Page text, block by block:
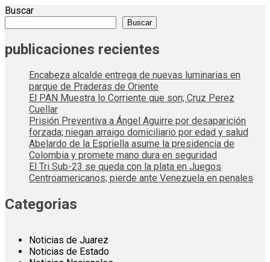
Buscar
Buscar
publicaciones recientes
Encabeza alcalde entrega de nuevas luminarias en
parque de Praderas de Oriente
El PAN Muestra lo Corriente que son; Cruz Perez
Cuellar
Prisión Preventiva a Ángel Aguirre por desaparición
forzada; niegan arraigo domiciliario por edad y salud
Abelardo de la Espriella asume la presidencia de
Colombia y promete mano dura en seguridad
El Tri Sub-23 se queda con la plata en Juegos
Centroamericanos; pierde ante Venezuela en penales
Categorias
Noticias de Juarez
Noticias de Estado